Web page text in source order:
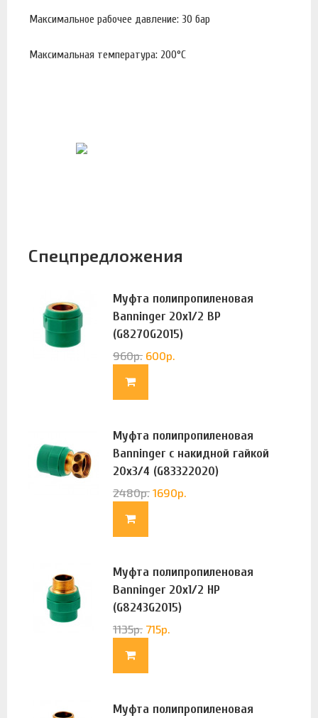
Максимальное рабочее давление: 30 бар
Максимальная температура: 200°С
Спецпредложения
Муфта полипропиленовая
Banninger 20х1/2 ВР
(G8270G2015)
960р. 600р.
Муфта полипропиленовая
Banninger с накидной гайкой
20х3/4 (G83322020)
2480р. 1690р.
Муфта полипропиленовая
Banninger 20х1/2 НР
(G8243G2015)
1135р. 715р.
Муфта полипропиленовая